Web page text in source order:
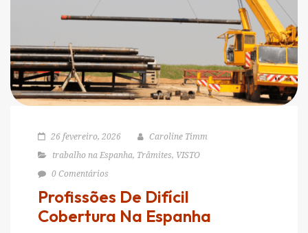
26 fevereiro, 2026
Caroline Timm
trabalho na Espanha, Trâmites, VISTO
0 Comentários
Profissões De Difícil
Cobertura Na Espanha